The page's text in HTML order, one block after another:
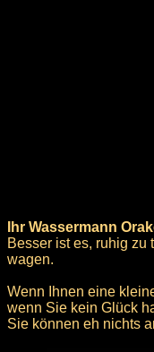
Ihr Wassermann
Besser ist es, ruhig zu
wagen.
Wenn Ihnen eine
wenn Sie kein Glück
Sie können eh nichts